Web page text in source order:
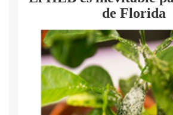
de Florida